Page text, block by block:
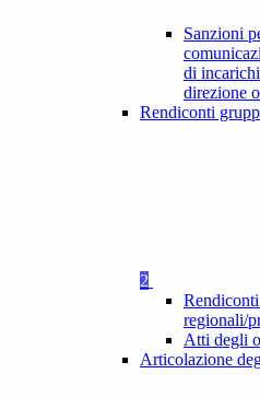
Sanzioni
di
direzione
Rendiconti
2
regionali/
Atti degli
Articolazione